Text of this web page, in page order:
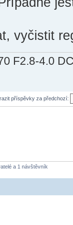
vyčistit
F2.8-4.0
příspěvky za předchozí:
a 1 návštěvník